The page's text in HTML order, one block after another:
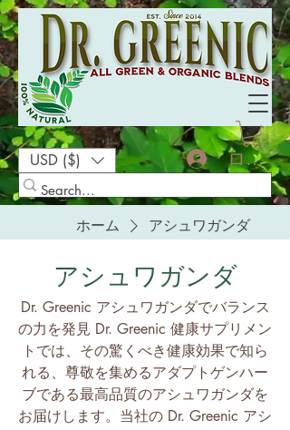
ログイン
USD ($)
ホーム アシュワガンダ
アシュワガンダ
Dr. Greenic アシュワガンダでバランス
の力を発見 Dr. Greenic 健康サプリメン
トでは、その驚くべき健康効果で知ら
れる、尊敬を集めるアダプトゲンハー
ブである最高品質のアシュワガンダを
お届けします。当社の Dr. Greenic アシ